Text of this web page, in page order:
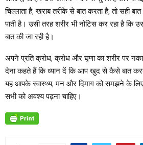
चिल्लाता है, खराब तरीके से बात करता है, तो सही
पाती है। उसी तरह शरीर भी नोटिस कर रहा है कि
बात की जा रही है।
अपने प्रति क्रोध, क्रोध और घृणा का शरीर पर
देना कहते हैं कि ध्यान दें कि आप खुद से कैसे बात
यह आपके स्वास्थ्य, मन और दिमाग को समझने के
सभी को अवश्य पढ़ना चाहिए।